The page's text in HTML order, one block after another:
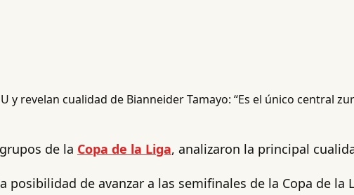
de la Copa de la Liga, analizaron la principal
de avanzar a las semifinales de la Copa de la